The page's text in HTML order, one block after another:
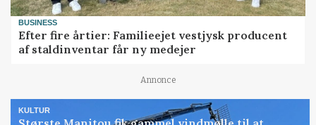
BUSINESS
Efter fire årtier: Familieejet vestjysk producent
af staldinventar får ny medejer
Annonce
KULTUR